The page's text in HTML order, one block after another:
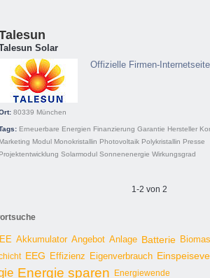
Solar
Offizielle Firmen-
80339 München
Erneuerbare Energien Finanzierung Garantie Hersteller
Marketing Modul Monokristallin Photovoltaik Polykristallin Presse
Projektentwicklung Solarmodul Sonnenenergie Wirkungsgrad
1-2 von 2
Akkumulator Angebot Anlage Batterie
EEG Effizienz Eigenverbrauch
Energie sparen Energiewende